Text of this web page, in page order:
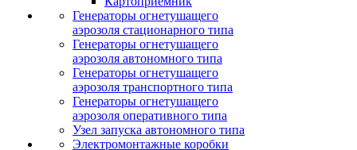
Генераторы огнетушащего
аэрозоля стационарного типа
Генераторы огнетушащего
аэрозоля автономного типа
Генераторы огнетушащего
аэрозоля транспортного типа
Генераторы огнетушащего
аэрозоля оперативного типа
Узел запуска автономного типа
Электромонтажные коробки